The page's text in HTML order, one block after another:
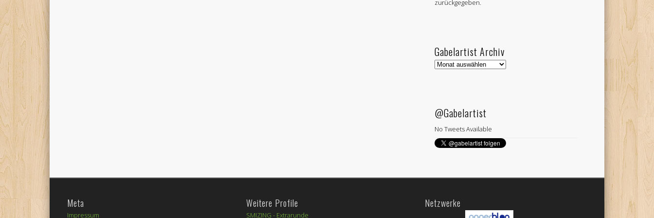
zurückgegeben.
Gabelartist Archiv
Gabelartist
@Gabelartist
No Tweets Available
Meta
Impressum
Weitere Profile
SMIZING - Extrarunde
Netzwerke